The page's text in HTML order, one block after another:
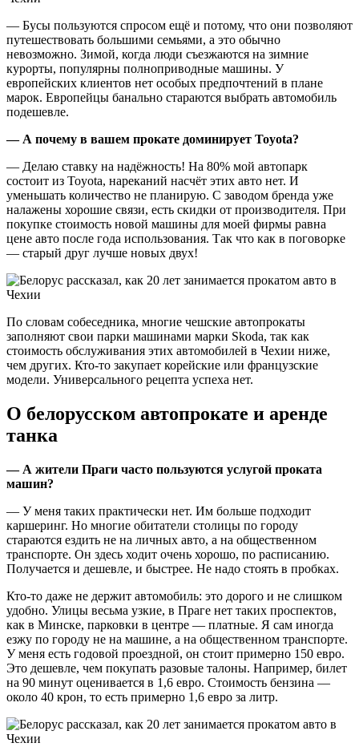
— Бусы пользуются спросом ещё и потому, что они позволяют
путешествовать большими семьями, а это обычно
невозможно. Зимой, когда люди съезжаются на зимние
курорты, популярны полноприводные машины. У
европейских клиентов нет особых предпочтений в плане
марок. Европейцы банально стараются выбрать автомобиль
подешевле.
— А почему в вашем прокате доминирует Toyota?
— Делаю ставку на надёжность! На 80% мой автопарк
состоит из Toyota, нареканий насчёт этих авто нет. И
уменьшать количество не планирую. С заводом бренда уже
налажены хорошие связи, есть скидки от производителя. При
покупке стоимость новой машины для моей фирмы равна
цене авто после года использования. Так что как в поговорке
— старый друг лучше новых двух!
По словам собеседника, многие чешские автопрокаты
заполняют свои парки машинами марки Skoda, так как
стоимость обслуживания этих автомобилей в Чехии ниже,
чем других. Кто-то закупает корейские или французские
модели. Универсального рецепта успеха нет.
О белорусском автопрокате и аренде
танка
— А жители Праги часто пользуются услугой проката
машин?
— У меня таких практически нет. Им больше подходит
каршеринг. Но многие обитатели столицы по городу
стараются ездить не на личных авто, а на общественном
транспорте. Он здесь ходит очень хорошо, по расписанию.
Получается и дешевле, и быстрее. Не надо стоять в пробках.
Кто-то даже не держит автомобиль: это дорого и не слишком
удобно. Улицы весьма узкие, в Праге нет таких проспектов,
как в Минске, парковки в центре — платные. Я сам иногда
езжу по городу не на машине, а на общественном транспорте.
У меня есть годовой проездной, он стоит примерно 150 евро.
Это дешевле, чем покупать разовые талоны. Например, билет
на 90 минут оценивается в 1,6 евро. Стоимость бензина —
около 40 крон, то есть примерно 1,6 евро за литр.